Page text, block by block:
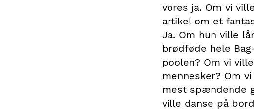
vores ja. Om vi
artikel om et
Ja. Om hun ville
brødføde hele
poolen? Om vi
mennesker? Om
mest spændende
ville danse på